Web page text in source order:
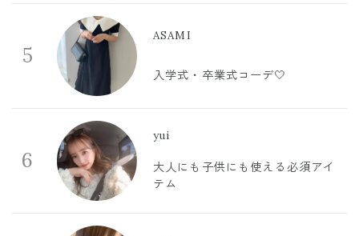
5
ASAMI
入学式・卒業式コーデ🤍
6
yui
大人にも子供にも使える必須アイ
テム